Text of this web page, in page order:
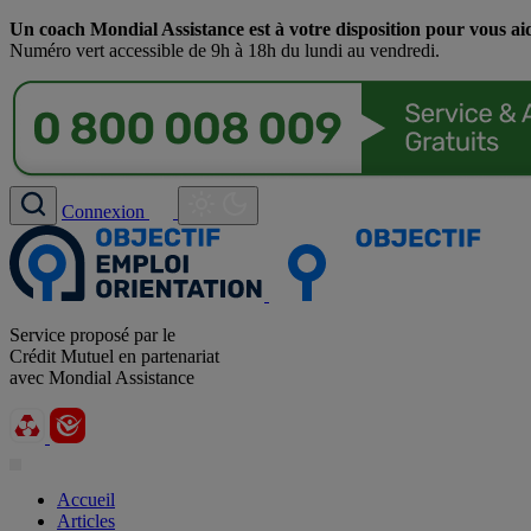
Un coach Mondial Assistance est à votre disposition pour vous
Numéro vert accessible de 9h à 18h du lundi au vendredi.
Connexion
Service proposé par le
Crédit Mutuel en partenariat
avec Mondial Assistance
Accueil
Articles